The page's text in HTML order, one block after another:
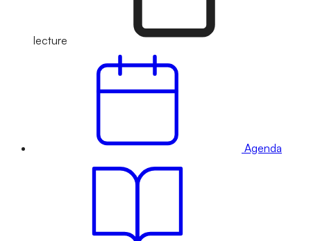
lecture
Agenda